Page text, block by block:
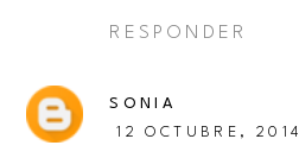
RESPONDER
SONIA
12 OCTUBRE, 2014